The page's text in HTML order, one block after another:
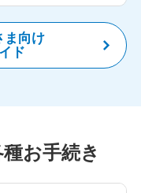
ま向け
ド
お手続き